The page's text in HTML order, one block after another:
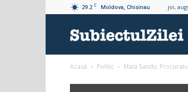
29.2 C Moldova, Chisinau joi,
Acasă Politic Maia Sandu: